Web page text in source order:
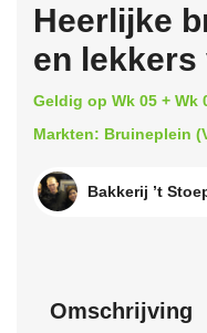
Heerlijke
en lekkers
Geldig op Wk 05 + Wk
Markten: Bruineplein
Bakkerij ’t
Omschrijving